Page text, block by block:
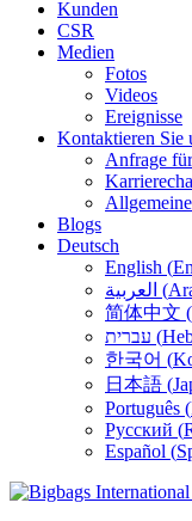
Kunden
CSR
Medien
Fotos
Videos
Ereignisse
Kontaktieren Sie
Anfrage
Blogs
Deutsch
English (
العربية (
简体中文 (
עברית (
한국어 (
日本語 (
Português (
Русский (
Español (